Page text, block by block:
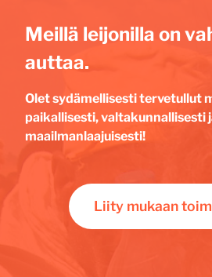
Meillä leijonilla on
auttaa.
Olet sydämellisesti tervetullut
paikallisesti, valtakunnallisesti
maailmanlaajuisesti!
Liity mukaan